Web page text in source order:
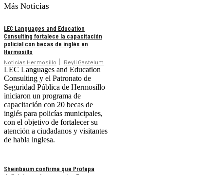
Más Noticias
LEC Languages and Education
Consulting fortalece la capacitación
policial con becas de inglés en
Hermosillo
Noticias Hermosillo Reyli Gastelum
LEC Languages and Education
Consulting y el Patronato de
Seguridad Pública de Hermosillo
iniciaron un programa de
capacitación con 20 becas de
inglés para policías municipales,
con el objetivo de fortalecer su
atención a ciudadanos y visitantes
de habla inglesa.
Sheinbaum confirma que Profepa